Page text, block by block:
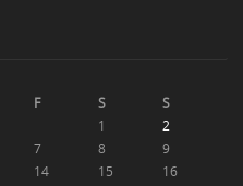
F S
S
1
2
7 8
9
14 15
16